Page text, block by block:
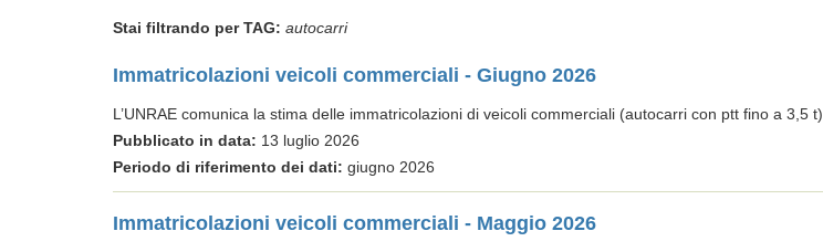
Stai filtrando per TAG: autocarri
Immatricolazioni veicoli commerciali - Giugno 2026
L’UNRAE comunica la stima delle immatricolazioni di veicoli commerciali (autocarri con ptt fino a 3,5 t)
Pubblicato in data: 13 luglio 2026
Periodo di riferimento dei dati: giugno 2026
Immatricolazioni veicoli commerciali - Maggio 2026